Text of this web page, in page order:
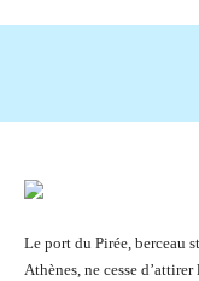
Le port du Pirée, berceau
Athènes, ne cesse